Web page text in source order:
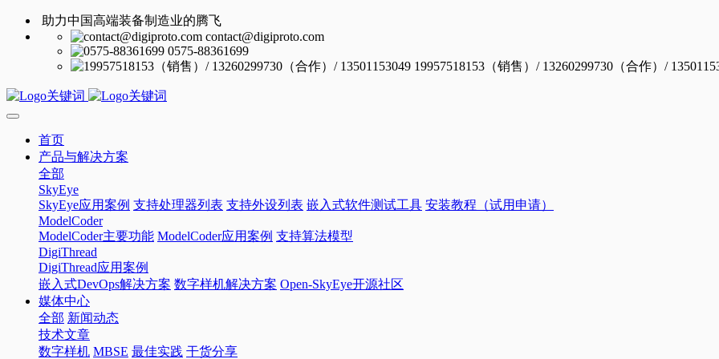
助力中国高端装备制造业的腾飞
contact@digiproto.com
0575-88361699
19957518153（销售）/ 13260299730（合作）/
首页
产品与解决方案
全部
SkyEye
SkyEye应用案例 支持处理器列表 支持外设列表 嵌入式软件测试工具 安装教程（试用申请）
ModelCoder
ModelCoder主要功能 ModelCoder应用案例 支持算法模型
DigiThread
DigiThread应用案例
嵌入式DevOps解决方案 数字样机解决方案 Open-SkyEye开源社区
媒体中心
全部 新闻动态
技术文章
数字样机 MBSE 最佳实践 干货分享